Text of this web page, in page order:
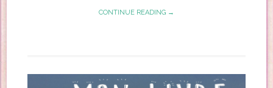
CONTINUE READING →